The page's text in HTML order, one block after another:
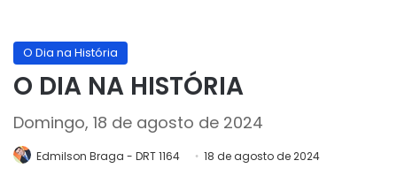
O Dia na História
O DIA NA HISTÓRIA
Domingo, 18 de agosto de 2024
Edmilson Braga - DRT 1164
18 de agosto de 2024